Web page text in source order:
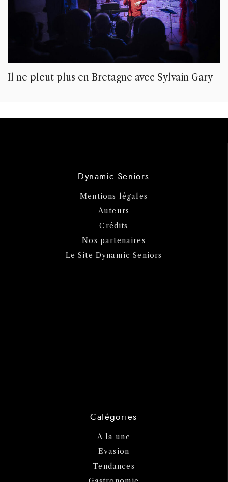
Il ne pleut plus en Bretagne avec Sylvain Gary
Dynamic Seniors
Mentions légales
Auteurs
Crédits
Nos partenaires
Le Site Dynamic Seniors
Catégories
A la une
Evasion
Tendances